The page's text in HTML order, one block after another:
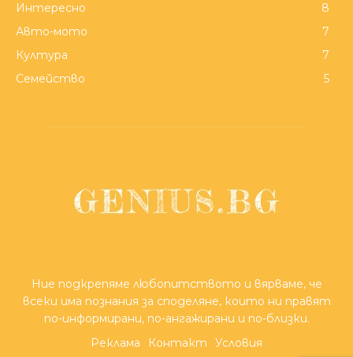
Интересно
8
Авто-мото
7
Култура
7
Семейство
5
Ние подкрепяме любопитството и вярваме, че
всеки има познания за споделяне, които ни правят
по-информирани, по-ангажирани и по-близки.
Реклама
Контакт Условия